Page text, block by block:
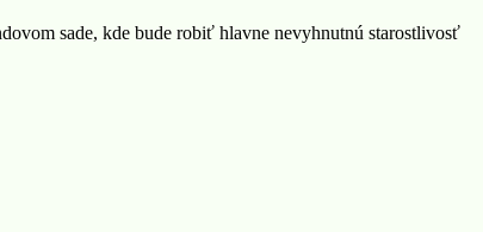
sade, kde bude robiť hlavne nevyhnutnú starostlivosť